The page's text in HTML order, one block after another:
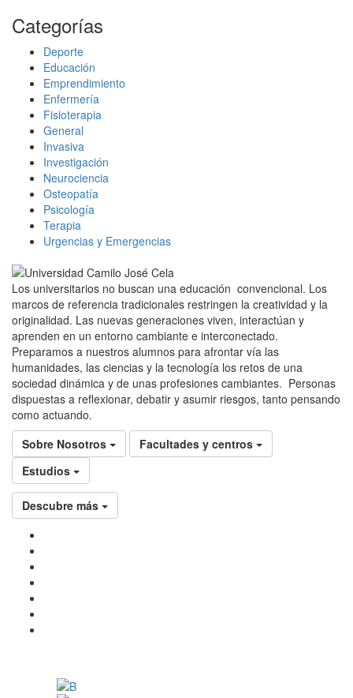
Categorías
Deporte
Educación
Emprendimiento
Enfermería
Fisioterapia
General
Invasiva
Investigación
Neurociencia
Osteopatía
Psicología
Terapia
Urgencias y Emergencias
Los universitarios no buscan una educación convencional. Los
marcos de referencia tradicionales restringen la creatividad y la
originalidad. Las nuevas generaciones viven, interactúan y
aprenden en un entorno cambiante e interconectado.
Preparamos a nuestros alumnos para afrontar vía las
humanidades, las ciencias y la tecnología los retos de una
sociedad dinámica y de unas profesiones cambiantes. Personas
dispuestas a reflexionar, debatir y asumir riesgos, tanto pensando
como actuando.
Sobre Nosotros
Facultades y centros
Estudios
Descubre más